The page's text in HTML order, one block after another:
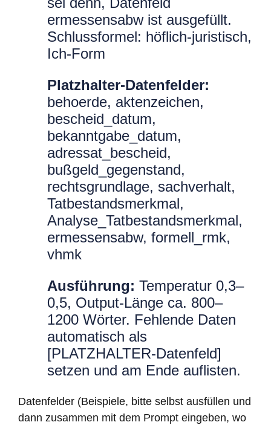
ermessensabw ist ausgefüllt.
Schlussformel: höflich-juristisch,
Ich-Form
Platzhalter-Datenfelder:
behoerde, aktenzeichen,
bescheid_datum,
bekanntgabe_datum,
adressat_bescheid,
bußgeld_gegenstand,
rechtsgrundlage, sachverhalt,
Tatbestandsmerkmal,
Analyse_Tatbestandsmerkmal,
ermessensabw, formell_rmk,
vhmk
Ausführung: Temperatur 0,3–
0,5, Output-Länge ca. 800–
1200 Wörter. Fehlende Daten
automatisch als
[PLATZHALTER-Datenfeld]
setzen und am Ende auflisten.
Datenfelder (Beispiele, bitte selbst ausfüllen und
dann zusammen mit dem Prompt eingeben, wo